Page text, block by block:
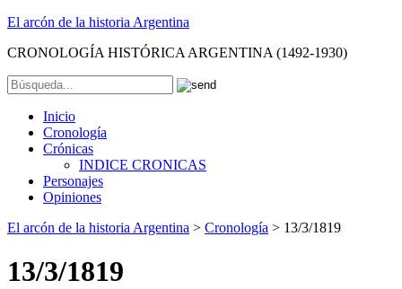
El arcón de la historia Argentina
CRONOLOGÍA HISTÓRICA ARGENTINA (1492-1930)
Inicio
Cronología
Crónicas
INDICE CRONICAS
Personajes
Opiniones
El arcón de la historia Argentina > Cronología > 13/3/1819
13/3/1819